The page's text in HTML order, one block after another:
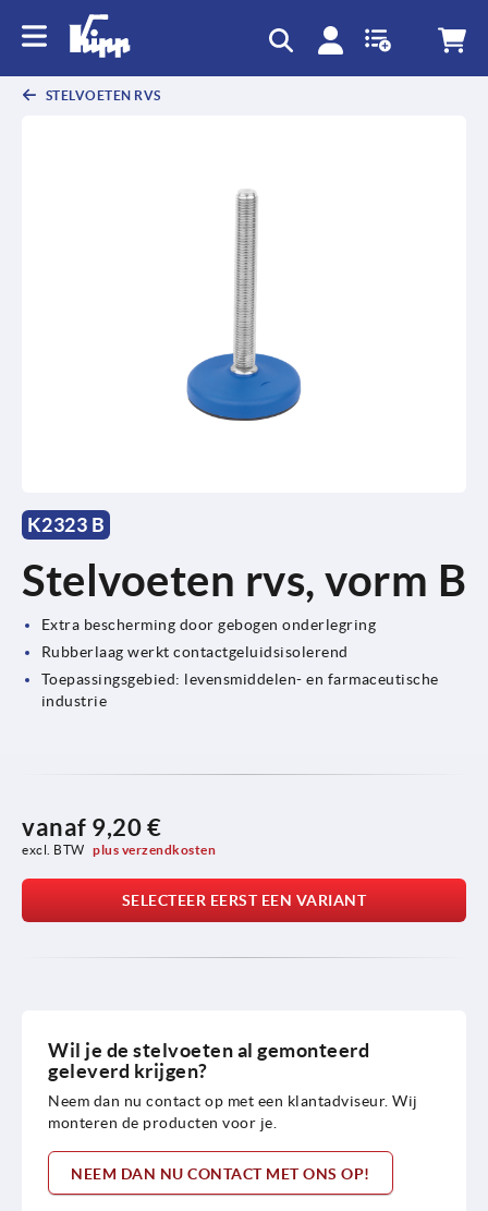
STELVOETEN RVS
K2323 B
Stelvoeten rvs, vorm B
Extra bescherming door gebogen onderlegring
Rubberlaag werkt contactgeluidsisolerend
Toepassingsgebied: levensmiddelen- en farmaceutische
industrie
vanaf 9,20 €
excl. BTW plus verzendkosten
SELECTEER EERST EEN VARIANT
Wil je de stelvoeten al gemonteerd
geleverd krijgen?
Neem dan nu contact op met een klantadviseur. Wij
monteren de producten voor je.
NEEM DAN NU CONTACT MET ONS OP!